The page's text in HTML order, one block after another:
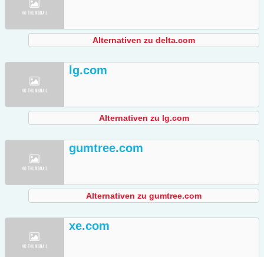
Alternativen zu delta.com
lg.com
Alternativen zu lg.com
gumtree.com
Alternativen zu gumtree.com
xe.com